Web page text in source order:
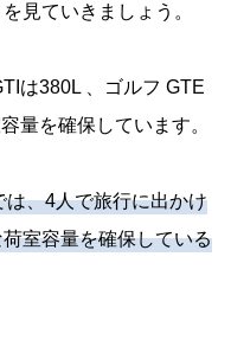
見ていきましょう。
は380L 、ゴルフ GTE
量を確保しています。
、4人で旅行に出かけ
室容量を確保している